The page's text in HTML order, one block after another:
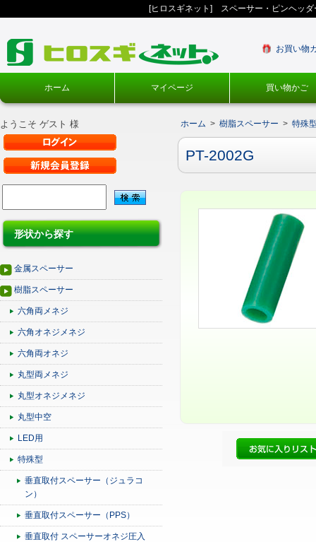
[ヒロスギネット] スペーサー・ピンヘッ
お買い物
ホーム マイページ 買い物かご
ようこそ ゲスト 様
形状から探す
金属スペーサー
樹脂スペーサー
六角両メネジ
六角オネジメネジ
六角両オネジ
丸型両メネジ
丸型オネジメネジ
丸型中空
LED用
特殊型
垂直取付スペーサー（ジュラコ
ン）
垂直取付スペーサー（PPS）
垂直取付 スペーサーオネジ圧入
ホーム > 樹脂スペーサー > 特殊
PT-2002G